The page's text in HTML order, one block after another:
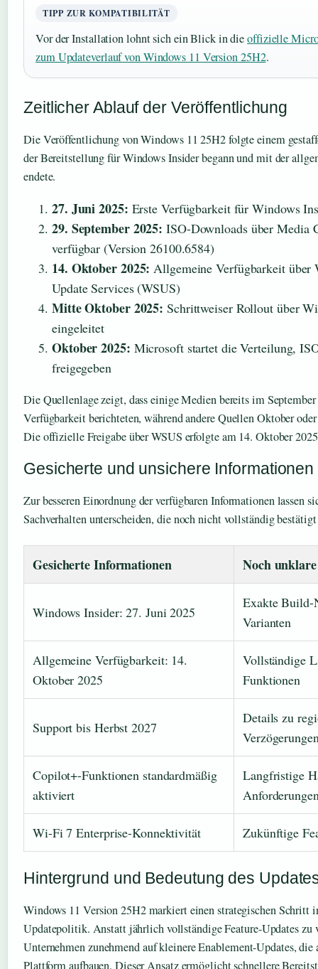
TIPP ZUR KOMPATIBILITÄT
Vor der Installation lohnt sich ein Blick in dieoffizielle
zum Updateverlauf von Windows 11 Version 25H2.
Zeitlicher Ablauf der Veröffentlichung
Die Veröffentlichung von Windows 11 25H2 folgte einem
der Bereitstellung für Windows Insider begann und mit der
endete.
27. Juni 2025: Erste Verfügbarkeit für Windows
29. September 2025: ISO-Downloads über Media
verfügbar (Version 26100.6584)
14. Oktober 2025: Allgemeine Verfügbarkeit über
Update Services (WSUS)
Mitte Oktober 2025: Schrittweiser Rollout über
eingeleitet
Oktober 2025: Microsoft startet die Verteilung,
freigegeben
Die Quellenlage zeigt, dass einige Medien bereits im
Verfügbarkeit berichteten, während andere Quellen Oktober
Die offizielle Freigabe über WSUS erfolgte am 14. Oktober
Gesicherte und unsichere Informationen
Zur besseren Einordnung der verfügbaren Informationen lassen
Sachverhalten unterscheiden, die noch nicht vollständig
Gesicherte Informationen Noch
Windows Insider: 27. Juni 2025
Exakte Build-
Varianten
Allgemeine Verfügbarkeit: 14.
Oktober 2025
Vollständige
Funktionen
Support bis Herbst 2027
Details zu
Copilot+-Funktionen standardmäßig
aktiviert
Langfristige
Wi-Fi 7 Enterprise-Konnektivität Zukünftige
Hintergrund und Bedeutung des
Windows 11 Version 25H2 markiert einen strategischen Schritt
Updatepolitik. Anstatt jährlich vollständige Feature-Updates zu
Unternehmen zunehmend auf kleinere Enablement-Updates, die
Plattform aufbauen. Dieser Ansatz ermöglicht schnellere